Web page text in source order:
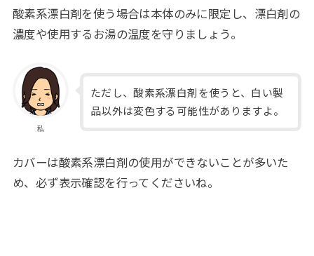
酸素系漂白剤を使う場合は本体のみに限定し、漂白剤の
濃度や使用するお湯の温度を守りましょう。
私
ただし、酸素系漂白剤を使うと、白い製
品以外は変色する可能性がありますよ。
カバーは酸素系漂白剤の使用ができないことが多いた
め、必ず表示確認を行ってくださいね。